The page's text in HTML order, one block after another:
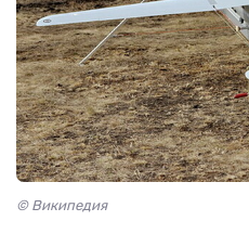
© Википедия